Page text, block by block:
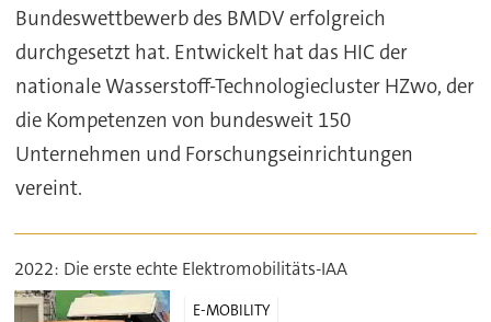
Bundeswettbewerb des BMDV erfolgreich
durchgesetzt hat. Entwickelt hat das HIC der
nationale Wasserstoff-Technologiecluster HZwo, der
die Kompetenzen von bundesweit 150
Unternehmen und Forschungseinrichtungen
vereint.
2022: Die erste echte Elektromobilitäts-IAA
E-MOBILITY